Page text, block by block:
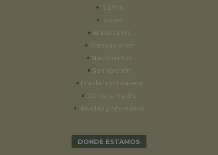
• 15 años
• Bodas
• Aniversarios
• Graduaciones
• Nacimientos
• San Valentín
• Día de la primavera
• Día de la madre
• Navidad y año nuevo
DONDE ESTAMOS